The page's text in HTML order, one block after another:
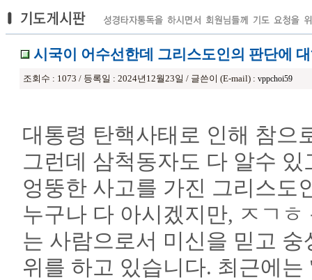
시국이 어수선한데 그리스도인의 판단에
조회수 : 1073 / 등록일 : 2024년12월23일 / 글쓴이 (E-mail) : vppchoi59
대통령 탄핵사태로 인해 참으
그런데 삼척동자도 다 알수
엉뚱한 사고를 가진 그리스도
누구나 다 아시겠지만, ㅈㄱ
는 사람으로서 미신을 믿고
위를 하고 있습니다. 최근에